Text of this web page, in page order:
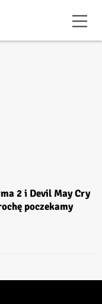
2 i Devil May Cry
poczekamy